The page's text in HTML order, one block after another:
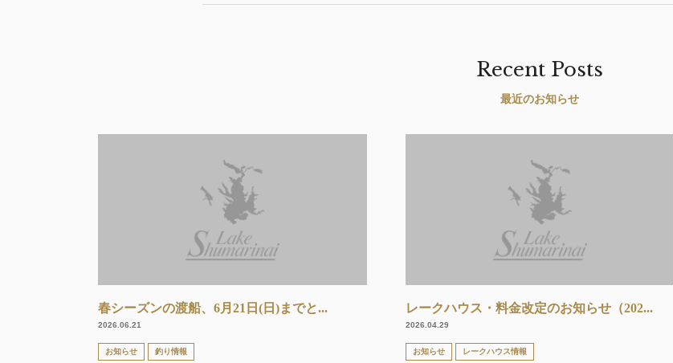
Recent Posts
最近のお知らせ
春シーズンの渡船、6月21日(日)までと...
2026.06.21
お知らせ 釣り情報
レークハウス・料金改定のお知らせ（202...
2026.04.29
お知らせ レークハウス情報